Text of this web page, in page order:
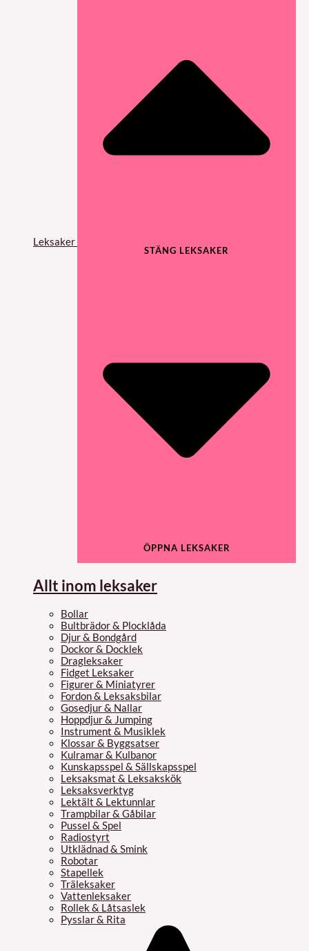
Leksaker
STÄNG LEKSAKER
ÖPPNA LEKSAKER
Allt inom leksaker
Bollar
Bultbrädor & Plocklåda
Djur & Bondgård
Dockor & Docklek
Dragleksaker
Fidget Leksaker
Figurer & Miniatyrer
Fordon & Leksaksbilar
Gosedjur & Nallar
Hoppdjur & Jumping
Instrument & Musiklek
Klossar & Byggsatser
Kulramar & Kulbanor
Kunskapsspel & Sällskapsspel
Leksaksmat & Leksakskök
Leksaksverktyg
Lektält & Lektunnlar
Trampbilar & Gåbilar
Pussel & Spel
Radiostyrt
Utklädnad & Smink
Robotar
Stapellek
Träleksaker
Vattenleksaker
Rollek & Låtsaslek
Pysslar & Rita